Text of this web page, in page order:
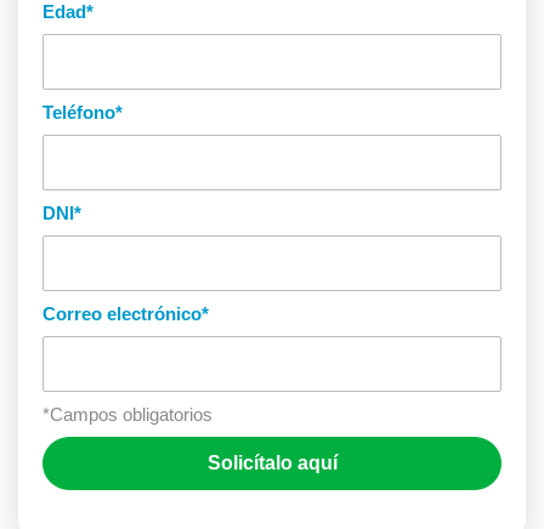
Edad*
Teléfono*
DNI*
Correo electrónico*
*Campos obligatorios